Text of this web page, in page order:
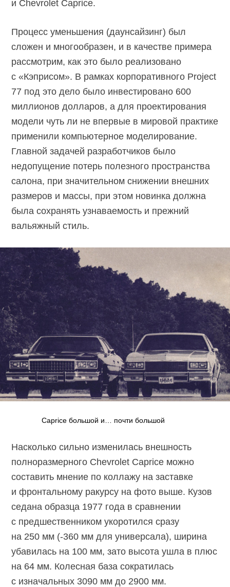
и Chevrolet Caprice.
Процесс уменьшения (даунсайзинг) был
сложен и многообразен, и в качестве примера
рассмотрим, как это было реализовано
с «Кэприсом». В рамках корпоративного Project
77 под это дело было инвестировано 600
миллионов долларов, а для проектирования
модели чуть ли не впервые в мировой практике
применили компьютерное моделирование.
Главной задачей разработчиков было
недопущение потерь полезного пространства
салона, при значительном снижении внешних
размеров и массы, при этом новинка должна
была сохранять узнаваемость и прежний
вальяжный стиль.
Caprice большой и… почти большой
Насколько сильно изменилась внешность
полноразмерного Chevrolet Caprice можно
составить мнение по коллажу на заставке
и фронтальному ракурсу на фото выше. Кузов
седана образца 1977 года в сравнении
с предшественником укоротился сразу
на 250 мм (-360 мм для универсала), ширина
убавилась на 100 мм, зато высота ушла в плюс
на 64 мм. Колесная база сократилась
с изначальных 3090 мм до 2900 мм.